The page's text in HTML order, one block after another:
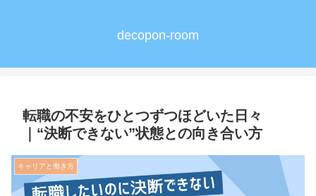
decopon-room
転職の不安をひとつずつほどいた日々
｜“決断できない”状態との向き合い方
キャリアと働き方